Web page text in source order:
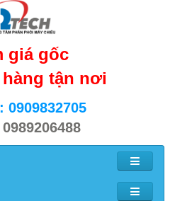
giá gốc
hàng tận nơi
0909832705